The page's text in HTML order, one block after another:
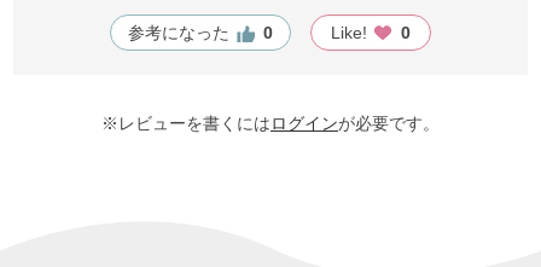
参考になった 0 Like! 0
※レビューを書くにはログインが必要です。